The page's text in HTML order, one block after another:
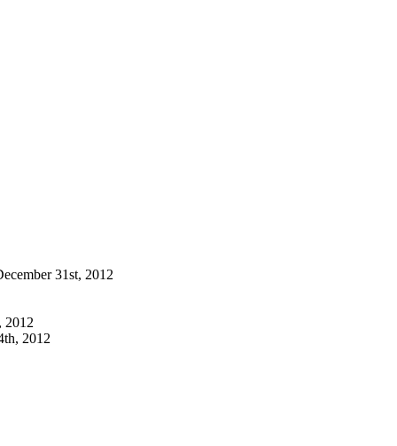
31st, 2012
2012
2012